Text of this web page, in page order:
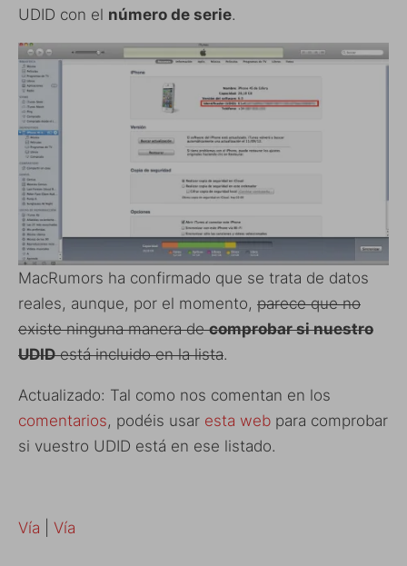
UDID con el número de serie.
MacRumors ha confirmado que se trata de datos
reales, aunque, por el momento, parece que no
existe ninguna manera decomprobar si nuestro
UDIDestá incluido en la lista.
Actualizado: Tal como nos comentan en los
comentarios, podéis usar esta web para comprobar
si vuestro UDID está en ese listado.
Vía Vía